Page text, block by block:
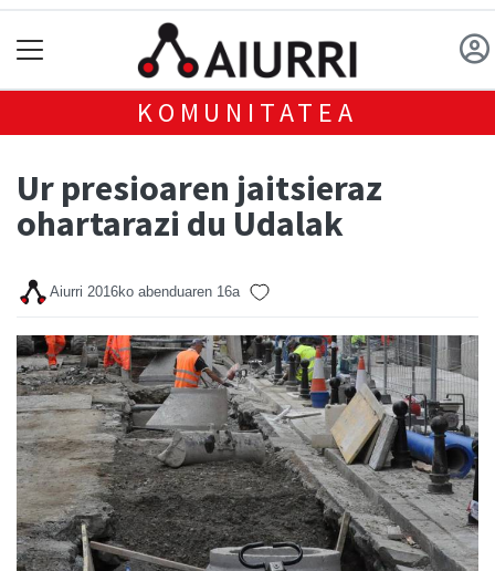
KOMUNITATEA
Ur presioaren jaitsieraz
ohartarazi du Udalak
Aiurri 2016ko abenduaren 16a